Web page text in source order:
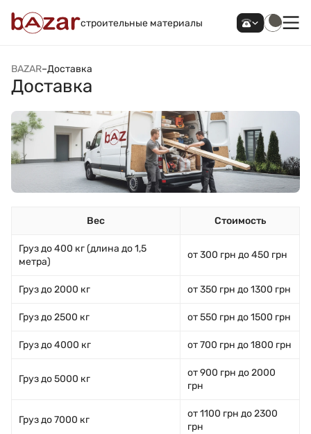
строительные материалы
BAZAR–Доставка
Доставка
Вес Стоимость
Груз до 400 кг (длина до 1,5
метра)
от 300 грн до 450 грн
Груз до 2000 кг от 350 грн до 1300 грн
Груз до 2500 кг от 550 грн до 1500 грн
Груз до 4000 кг от 700 грн до 1800 грн
Груз до 5000 кг
от 900 грн до 2000
грн
Груз до 7000 кг
от 1100 грн до 2300
грн